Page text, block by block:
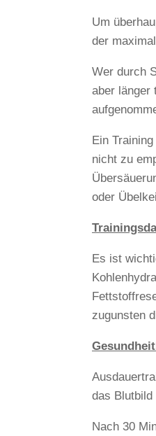
Um
der
Wer durch
aber länger
Ein
nicht zu
oder
Es ist
zugunsten
das
Nach 30